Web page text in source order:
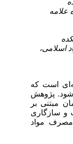
است که
پژوهش
مبتنی بر
سازگاری
مصرف مواد